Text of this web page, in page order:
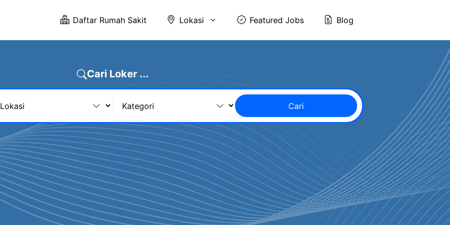
Daftar Rumah Sakit Lokasi Featured Jobs Blog
Cari Loker ...
Cari